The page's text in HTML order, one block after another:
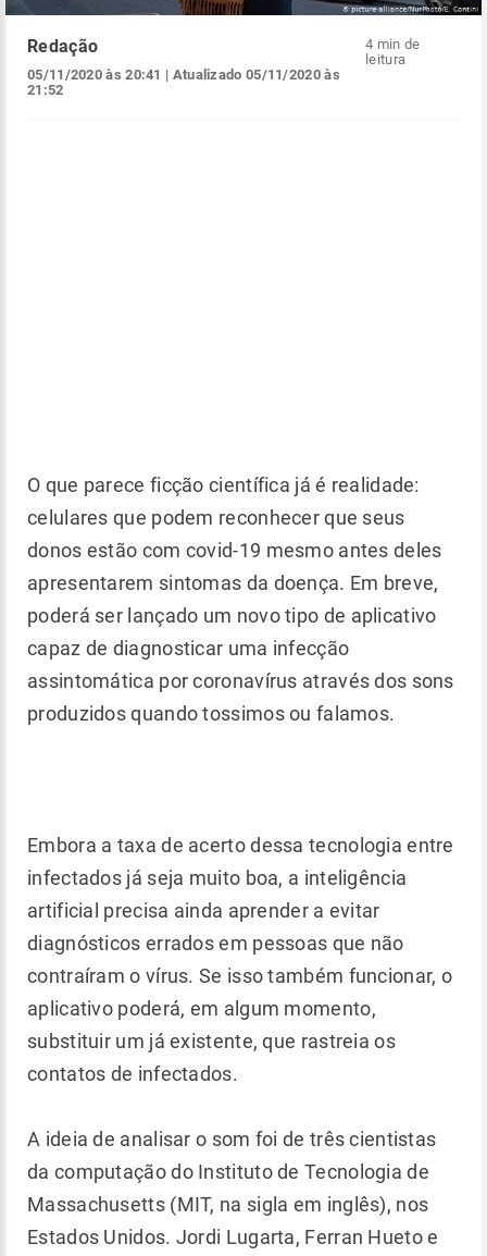
Redação
05/11/2020 às 20:41 | Atualizado 05/11/2020 às
21:52
4 min de
leitura
O que parece ficção científica já é realidade:
celulares que podem reconhecer que seus
donos estão com covid-19 mesmo antes deles
apresentarem sintomas da doença. Em breve,
poderá ser lançado um novo tipo de aplicativo
capaz de diagnosticar uma infecção
assintomática por coronavírus através dos sons
produzidos quando tossimos ou falamos.
Embora a taxa de acerto dessa tecnologia entre
infectados já seja muito boa, a inteligência
artificial precisa ainda aprender a evitar
diagnósticos errados em pessoas que não
contraíram o vírus. Se isso também funcionar, o
aplicativo poderá, em algum momento,
substituir um já existente, que rastreia os
contatos de infectados.
A ideia de analisar o som foi de três cientistas
da computação do Instituto de Tecnologia de
Massachusetts (MIT, na sigla em inglês), nos
Estados Unidos. Jordi Lugarta, Ferran Hueto e